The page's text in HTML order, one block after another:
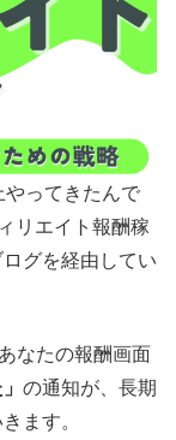
ってきたんで
リエイト報酬稼
グを経由してい
なたの報酬画面
の通知が、長期
ます。